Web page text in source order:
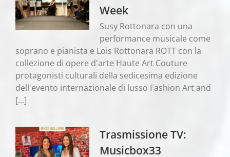
Week
Susy Rottonara con una
performance musicale come
soprano e pianista e Lois Rottonara ROTT con la
collezione di opere d'arte Haute Art Couture
protagonisti culturali della sedicesima edizione
dell'evento internazionale di lusso Fashion Art and
[...]
Trasmissione TV:
Musicbox33